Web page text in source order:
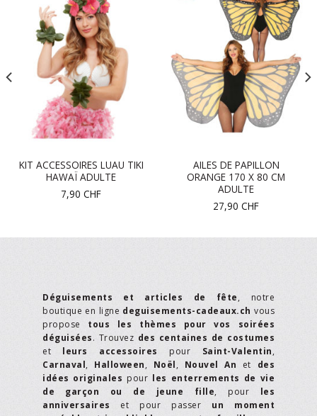
KIT ACCESSOIRES LUAU TIKI
HAWAÏ ADULTE
7,90 CHF
AILES DE PAPILLON
ORANGE 170 X 80 CM
ADULTE
27,90 CHF
Déguisements et articles de fête, notre
boutique en ligne deguisements-cadeaux.ch vous
propose tous les thèmes pour vos soirées
déguisées. Trouvez des centaines de costumes
et leurs accessoires pour Saint-Valentin,
Carnaval, Halloween, Noël, Nouvel An et des
idées originales pour les enterrements de vie
de garçon ou de jeune fille, pour les
anniversaires et pour passer un moment